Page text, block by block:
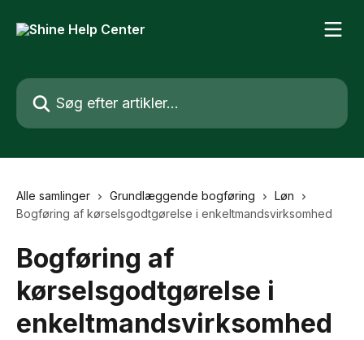
Søg efter artikler...
Alle samlinger Grundlæggende bogføring
Løn
Bogføring af kørselsgodtgørelse i enkeltmandsvirksomhed
Bogføring af
kørselsgodtgørelse i
enkeltmandsvirksomhed